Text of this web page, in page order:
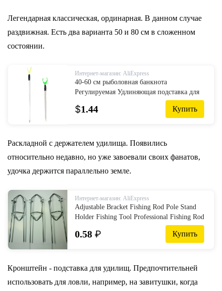
Легендарная классическая, ординарная. В данном случае
раздвижная. Есть два варианта 50 и 80 см в сложенном
состоянии.
Интернет-магазин: AliExpress
40-60 см рыболовная банкнота
Регулируемая Удлиняющая подставка для
$1.44 Купить
Раскладной с держателем удилища. Появились
относительно недавно, но уже завоевали своих фанатов,
удочка держится параллельно земле.
Интернет-магазин: AliExpress
Adjustable Bracket Fishing Rod Pole Stand
Holder Fishing Tool Professional Fishing Rod
Stand Holder Outdoor Accessories|Fishing
Tools| - AliExpress
0.58 ₽ Купить
Кронштейн - подставка для удилищ. Предпочтительней
использовать для ловли, например, на завитушки, когда